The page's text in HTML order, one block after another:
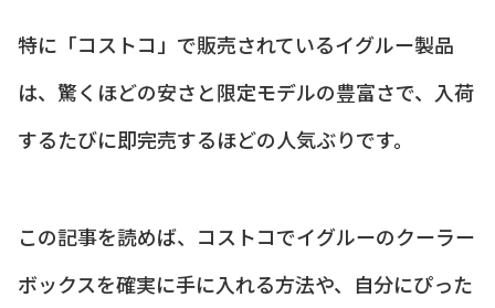
特に「コストコ」で販売されているイグルー製品
は、驚くほどの安さと限定モデルの豊富さで、入荷
するたびに即完売するほどの人気ぶりです。
この記事を読めば、コストコでイグルーのクーラー
ボックスを確実に手に入れる方法や、自分にぴった